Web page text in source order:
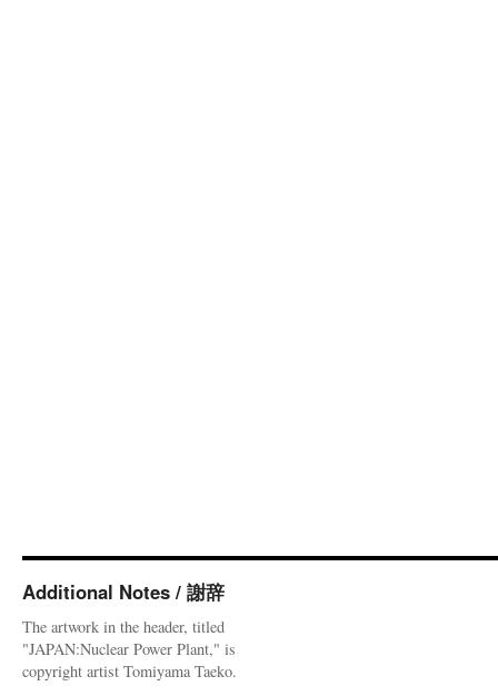
Additional Notes / 謝辞
The artwork in the header, titled
"JAPAN:Nuclear Power Plant," is
copyright artist Tomiyama Taeko.